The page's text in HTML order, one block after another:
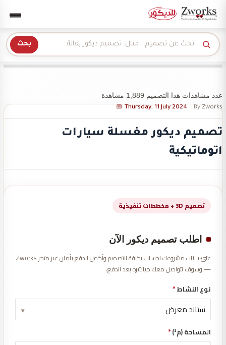
عدد مشاهدات هذا التصميم 1,889 مشاهدة
Thursday, 11 July 2024 By Zworks
تصميم ديكور مغسلة سيارات
اتوماتيكية
تصميم 3D + مخططات تنفيذية
اطلب تصميم ديكور الآن
عبّئ بيانات مشروعك لحساب تكلفة التصميم وأكمل الدفع بأمان عبر متجر Zworks
— وسوف نتواصل معك مباشرة بعد الدفع.
نوع النشاط*
▾
المساحة (م²) *
Zworks للديكور
بحث